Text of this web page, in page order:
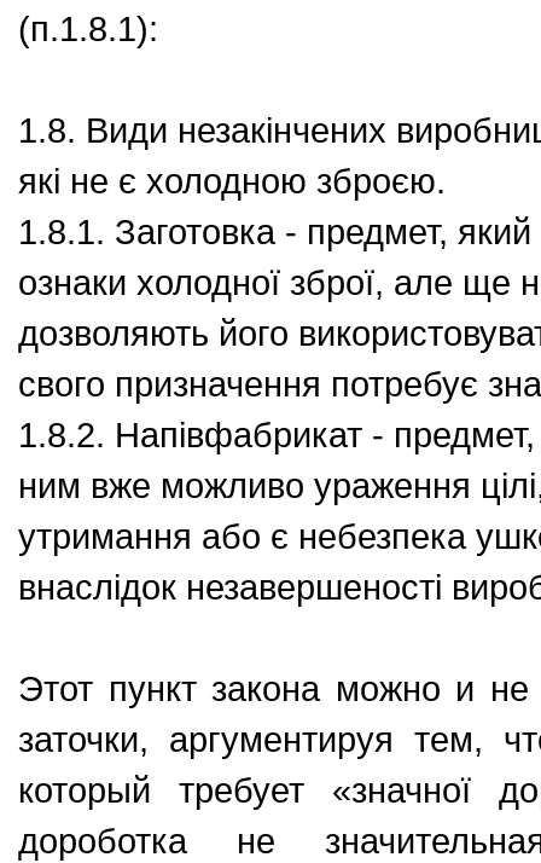
(п.1.8.1):
1.8. Види незакінчених
які не є холодною зброєю.
1.8.1. Заготовка - предмет,
ознаки холодної зброї, але ще
дозволяють його
свого призначення потребує
1.8.2. Напівфабрикат -
ним вже можливо ураження
утримання або є небезпека
внаслідок незавершеності
Этот пункт закона можно и
заточки, аргументируя тем,
который требует «значної
дороботка не